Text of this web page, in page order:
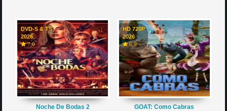
DVD-S & TS
2026
7,0
Noche De Bodas 2
HD 720P
2026
6,9
GOAT: Como Cabras